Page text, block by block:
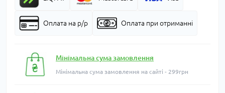
Оплата на р/р Оплата при отриманні
Мінімальна сума замовлення
Мінімальна сума замовлення на сайті - 299грн